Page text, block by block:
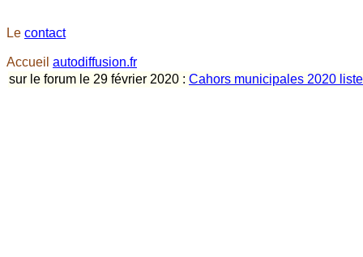
Le contact
Accueil autodiffusion.fr
sur le forum le 29 février 2020 : Cahors municipales 2020